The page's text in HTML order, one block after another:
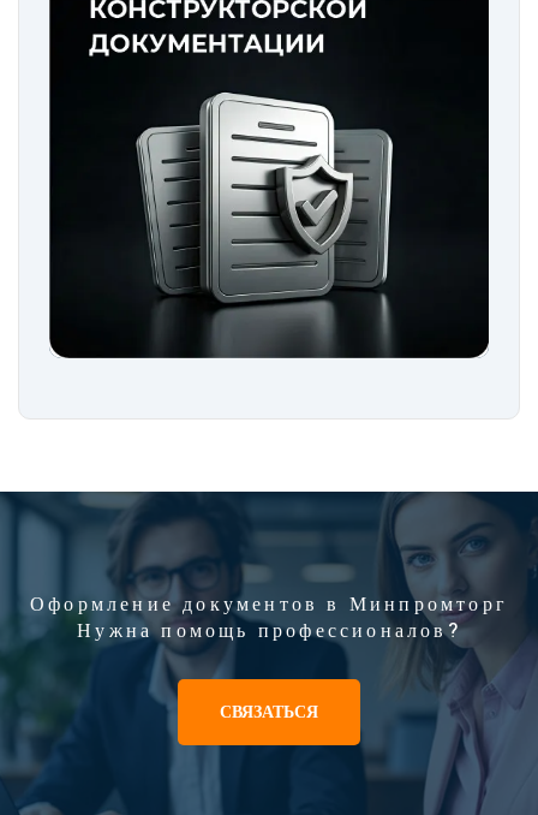
Оформление документов в Минпромторг
Нужна помощь профессионалов?
СВЯЗАТЬСЯ